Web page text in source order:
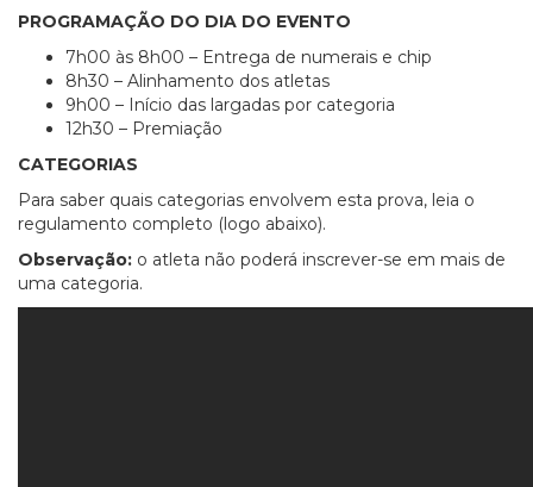
PROGRAMAÇÃO DO DIA DO EVENTO
7h00 às 8h00 – Entrega de numerais e chip
8h30 – Alinhamento dos atletas
9h00 – Início das largadas por categoria
12h30 – Premiação
CATEGORIAS
Para saber quais categorias envolvem esta prova, leia o
regulamento completo (logo abaixo).
Observação: o atleta não poderá inscrever-se em mais de
uma categoria.